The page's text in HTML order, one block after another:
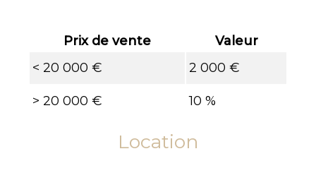
Prix de vente
Valeur
< 20 000 € 2 000 €
> 20 000 € 10 %
Location